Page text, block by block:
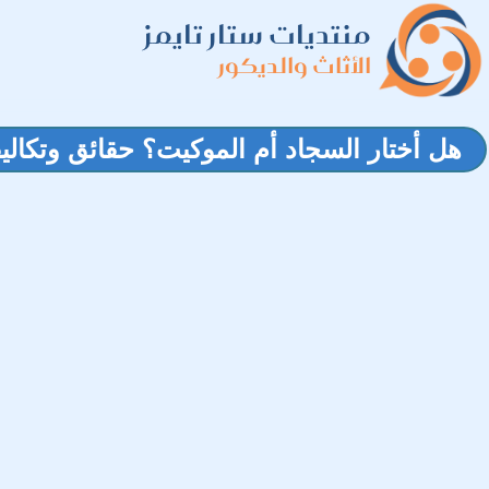
منتديات ستار تايمز
الأثاث والديكور
هل أختار السجاد أم الموكيت؟ حقائق